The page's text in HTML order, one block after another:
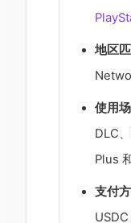
地区匹
使用场
DLC
Plus
支付方
USDC